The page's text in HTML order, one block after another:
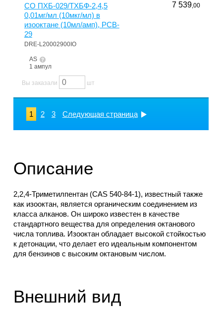
СО ПХБ-029/ТХБФ-2,4,5
0,01мг/мл (10мкг/мл) в
изооктане (10мл/амп), PCB-
29
DRE-L20002900IO
AS
1 ампул
7 539,00
Вы заказали шт
1 2 3 Следующая страница
Описание
2,2,4-Триметилпентан (CAS 540-84-1), известный также
как изооктан, является органическим соединением из
класса алканов. Он широко известен в качестве
стандартного вещества для определения октанового
числа топлива. Изооктан обладает высокой стойкостью
к детонации, что делает его идеальным компонентом
для бензинов с высоким октановым числом.
Внешний вид